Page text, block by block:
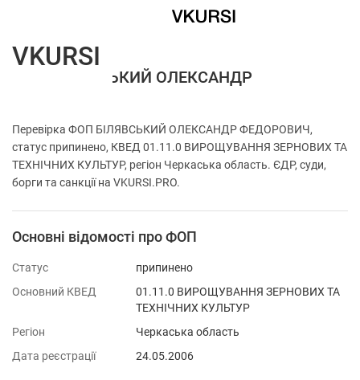
ФОП БІЛЯВСЬКИЙ ОЛЕКСАНДР
Перевірка ФОП БІЛЯВСЬКИЙ ОЛЕКСАНДР ФЕДОРОВИЧ,
статус припинено, КВЕД 01.11.0 ВИРОЩУВАННЯ ЗЕРНОВИХ ТА
ТЕХНІЧНИХ КУЛЬТУР, регіон Черкаська область. ЄДР, суди,
борги та санкції на VKURSI.PRO.
Основні відомості про ФОП
Статус
припинено
Основний КВЕД
01.11.0 ВИРОЩУВАННЯ ЗЕРНОВИХ ТА
ТЕХНІЧНИХ КУЛЬТУР
Регіон
Черкаська область
Дата реєстрації
24.05.2006
VKURSI